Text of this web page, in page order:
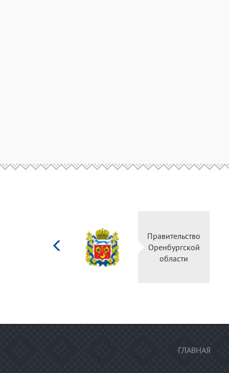
культуры
Российской
Правительство
Оренбургской
области
ГЛАВНАЯ